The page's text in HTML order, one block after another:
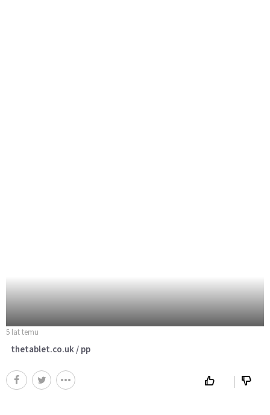
5 lat temu
thetablet.co.uk / pp